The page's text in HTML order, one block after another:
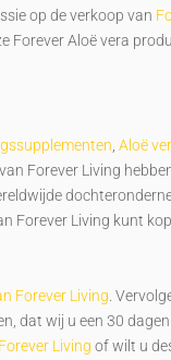
op de verkoop van
Forever Aloë vera
,Aloë
Forever Living
Forever Living kunt
Forever Living .
dat wij u een 30
Living of wilt u